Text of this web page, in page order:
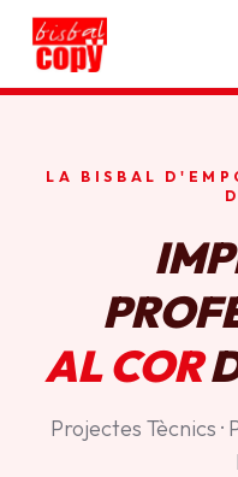
HORARI
LA BISBAL
AL COR
Projectes Tècnics ·